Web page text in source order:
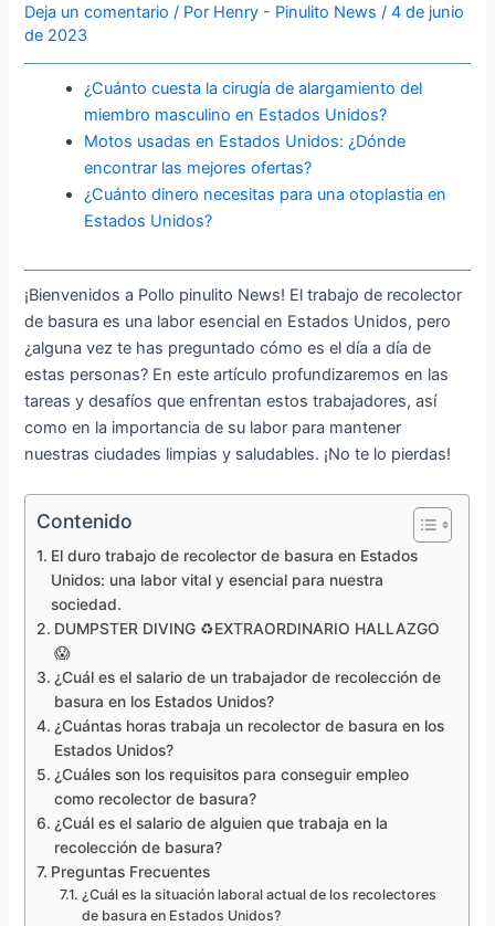
Deja un comentario / Por Henry - Pinulito News/4 de junio
de 2023
¿Cuánto cuesta la cirugía de alargamiento del
miembro masculino en Estados Unidos?
Motos usadas en Estados Unidos: ¿Dónde
encontrar las mejores ofertas?
¿Cuánto dinero necesitas para una otoplastia en
Estados Unidos?
¡Bienvenidos a Pollo pinulito News! El trabajo de recolector
de basura es una labor esencial en Estados Unidos, pero
¿alguna vez te has preguntado cómo es el día a día de
estas personas? En este artículo profundizaremos en las
tareas y desafíos que enfrentan estos trabajadores, así
como en la importancia de su labor para mantener
nuestras ciudades limpias y saludables. ¡No te lo pierdas!
Contenido
El duro trabajo de recolector de basura en Estados
Unidos: una labor vital y esencial para nuestra
sociedad.
DUMPSTER DIVING ♻️EXTRAORDINARIO HALLAZGO
😱
¿Cuál es el salario de un trabajador de recolección de
basura en los Estados Unidos?
¿Cuántas horas trabaja un recolector de basura en los
Estados Unidos?
¿Cuáles son los requisitos para conseguir empleo
como recolector de basura?
¿Cuál es el salario de alguien que trabaja en la
recolección de basura?
Preguntas Frecuentes
¿Cuál es la situación laboral actual de los recolectores
de basura en Estados Unidos?